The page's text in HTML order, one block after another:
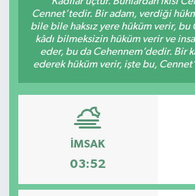
Cennet’tedir. Bir adam, verdiği
bile bile haksız yere hüküm verir, bu
kâdı bilmeksizin hüküm verir ve
eder, bu da Cehennem’dedir. Bir
ederek hüküm verir, işte bu,
İMSAK
03:52
DÜNYA
Dursunbey
Edremit
EĞİTİM
EKONOMİ